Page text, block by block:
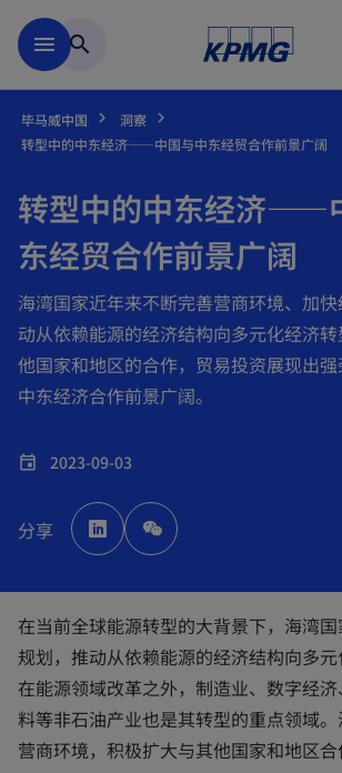
menu search
毕马威中国
洞察
转型中的中东经济——中国与中东经贸合作前景广阔
转型中的中东经济——
东经贸合作前景广阔
海湾国家近年来不断完善营商环境、加
动从依赖能源的经济结构向多元化经济
他国家和地区的合作，贸易投资展现出
中东经济合作前景广阔。
event 2023-09-03
分享 p
e
n
e
w
t
a
b
在当前全球能源转型的大背景下，海湾
规划，推动从依赖能源的经济结构向多
在能源领域改革之外，制造业、数字经
料等非石油产业也是其转型的重点领域
营商环境，积极扩大与其他国家和地区